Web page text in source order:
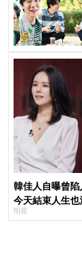
韓佳人自曝曾
今天結束人生
YouTube重拾生
明星